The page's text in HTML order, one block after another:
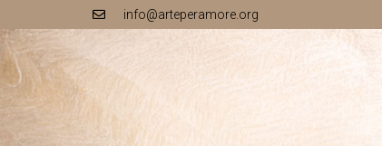
info@arteperamore.org